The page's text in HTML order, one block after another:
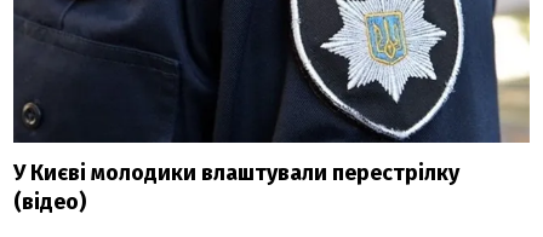
У Києві молодики влаштували перестрілку
(відео)